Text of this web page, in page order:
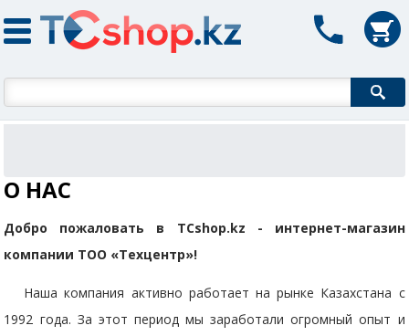
Форма поиска
О НАС
Добро пожаловать в TCshop.kz - интернет-магазин
компании ТОО «Техцентр»!
Наша компания активно работает на рынке Казахстана с
1992 года. За этот период мы заработали огромный опыт и